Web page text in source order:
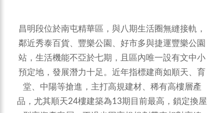
昌明段位於南屯精華區，與八期生活圈無縫接軌，
鄰近秀泰百貨、豐樂公園、好市多與捷運豐樂公園
站，生活機能不亞於七期，且區內唯一設有文中小
預定地，發展潛力十足。近年指標建商如順天、育
堂、中陽等搶進，主打高規建材、稀有高樓層產
品，尤其順天24樓建築為13期目前最高，鎖定換屋